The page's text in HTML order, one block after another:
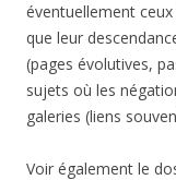
éventuellement
que leur
(pages évolutives,
sujets où les
galeries (liens
Voir également le